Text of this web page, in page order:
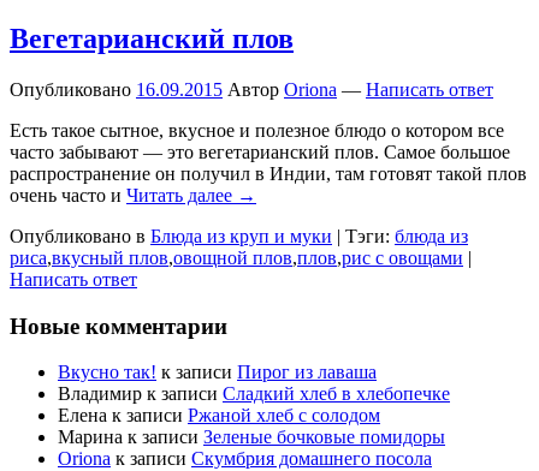
Вегетарианский плов
Опубликовано 16.09.2015 Автор Oriona — Написать ответ
Есть такое сытное, вкусное и полезное блюдо о котором все
часто забывают — это вегетарианский плов. Самое большое
распространение он получил в Индии, там готовят такой плов
очень часто и Читать далее →
Опубликовано в Блюда из круп и муки | Тэги: блюда из
риса,вкусный плов,овощной плов,плов,рис с овощами |
Написать ответ
Новые комментарии
Вкусно так! к записи Пирог из лаваша
Владимир к записи Сладкий хлеб в хлебопечке
Елена к записи Ржаной хлеб с солодом
Марина к записи Зеленые бочковые помидоры
Oriona к записи Скумбрия домашнего посола